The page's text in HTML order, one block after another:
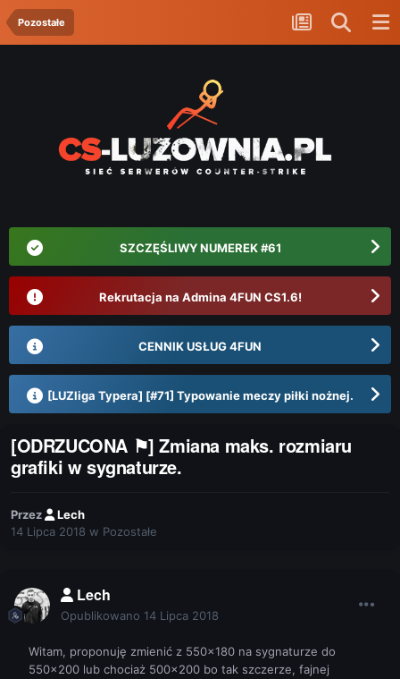
Pozostałe
SZCZĘŚLIWY NUMEREK #61
Rekrutacja na Admina 4FUN CS1.6!
CENNIK USŁUG 4FUN
[LUZliga Typera] [#71] Typowanie meczy piłki nożnej.
[ODRZUCONA ⚑] Zmiana maks. rozmiaru
grafiki w sygnaturze.
Przez
Lech
14 Lipca 2018 w Pozostałe
Lech
Opublikowano 14 Lipca 2018
Witam, proponuję zmienić z 550x180 na sygnaturze do
550x200 lub chociaż 500x200 bo tak szczerze, fajnej